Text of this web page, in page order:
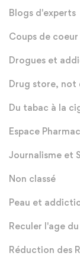
Blogs d'experts
Coups de coeur
Drogues et
Drug store, not
Du tabac à la
Espace
Journalisme et
Non classé
Peau et
Reculer l'age
Réduction des